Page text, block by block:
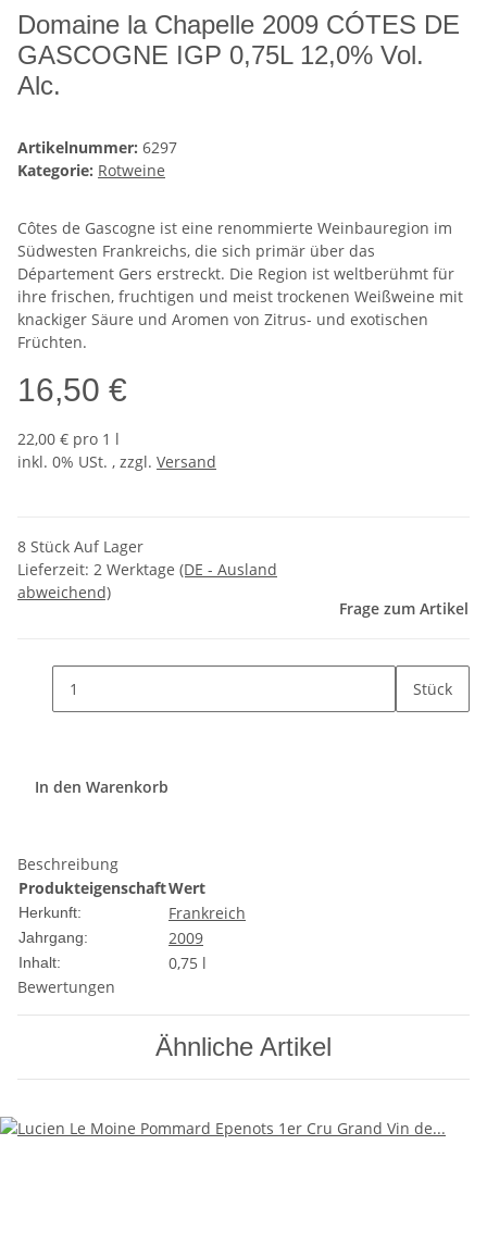
Domaine la Chapelle 2009 CÓTES DE
GASCOGNE IGP 0,75L 12,0% Vol.
Alc.
Artikelnummer: 6297
Kategorie: Rotweine
Côtes de Gascogne ist eine renommierte Weinbauregion im
Südwesten Frankreichs, die sich primär über das
Département Gers erstreckt. Die Region ist weltberühmt für
ihre frischen, fruchtigen und meist trockenen Weißweine mit
knackiger Säure und Aromen von Zitrus- und exotischen
Früchten.
16,50 €
22,00 € pro 1 l
inkl. 0% USt. , zzgl. Versand
8 Stück Auf Lager
Lieferzeit: 2 Werktage (DE - Ausland
abweichend)
Frage zum Artikel
Stück
In den Warenkorb
Beschreibung
ProdukteigenschaftWert
Herkunft: Frankreich
Jahrgang: 2009
Inhalt:
0,75 l
Bewertungen
Ähnliche Artikel